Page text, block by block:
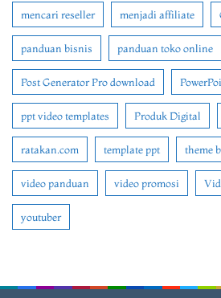
mencari reseller menjadi affiliate
panduan bisnis panduan toko online
Post Generator Pro download
ppt video templates Produk Digital
ratakan.com template ppt theme
video panduan video promosi
youtuber